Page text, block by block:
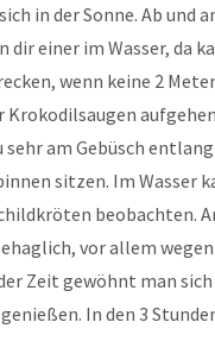
in der Sonne. Ab und
dir einer im Wasser, da
wenn keine 2
am Gebüsch
sitzen. Im Wasser
beobachten.
vor allem
Zeit gewöhnt man sich
In den 3